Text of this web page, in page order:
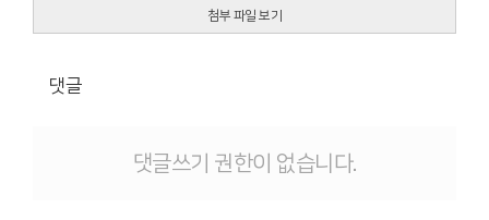
첨부 파일 보기
댓글
댓글쓰기 권한이 없습니다.